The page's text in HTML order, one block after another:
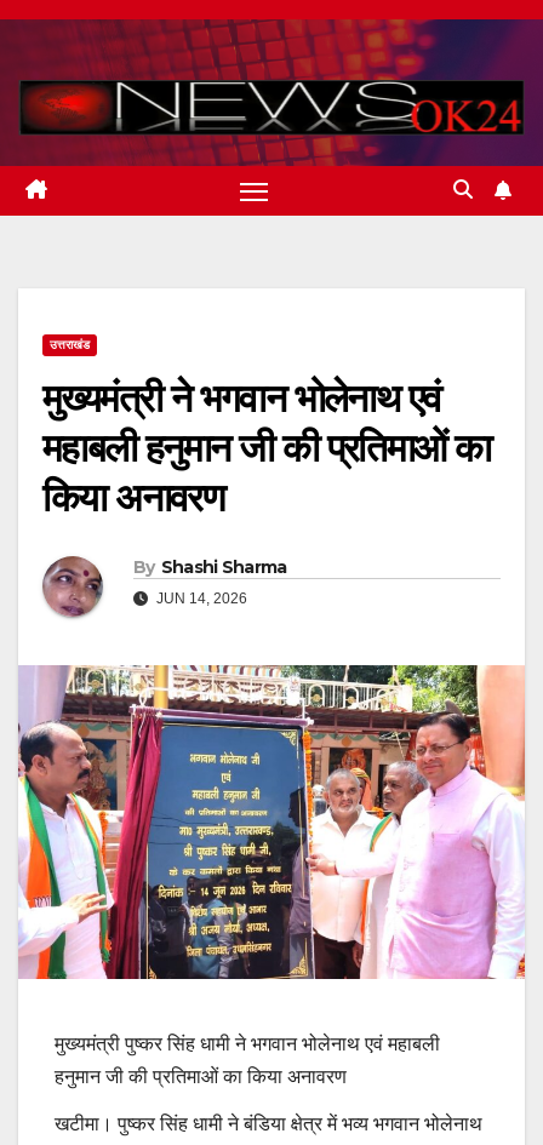
Skip
content
उत्तराखंड
मुख्यमंत्री ने भगवान भोलेनाथ एवं
महाबली हनुमान जी की प्रतिमाओं का
किया अनावरण
By Shashi Sharma
JUN 14, 2026
मुख्यमंत्री पुष्कर सिंह धामी ने भगवान भोलेनाथ एवं महाबली
हनुमान जी की प्रतिमाओं का किया अनावरण
खटीमा। पुष्कर सिंह धामी ने बंडिया क्षेत्र में भव्य भगवान भोलेनाथ